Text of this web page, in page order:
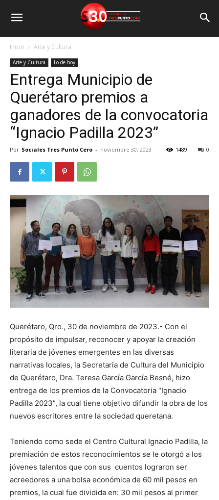
Inicio Arte y Cultura
Arte y Cultura Lo de hoy
Entrega Municipio de
Querétaro premios a
ganadores de la convocatoria
“Ignacio Padilla 2023”
Por Sociales Tres Punto Cero - noviembre 30, 2023 0
1489
Querétaro, Qro., 30 de noviembre de 2023.- Con el
propósito de impulsar, reconocer y apoyar la creación
literaria de jóvenes emergentes en las diversas
narrativas locales, la Secretaria de Cultura del Municipio
de Querétaro, Dra. Teresa García García Besné, hizo
entrega de los premios de la Convocatoria “Ignacio
Padilla 2023”, la cual tiene objetivo difundir la obra de los
nuevos escritores entre la sociedad queretana.
Teniendo como sede el Centro Cultural Ignacio Padilla, la
premiación de estos reconocimientos se le otorgó a los
jóvenes talentos que con sus cuentos lograron ser
acreedores a una bolsa económica de 60 mil pesos en
premios, la cual fue dividida en: 30 mil pesos al primer